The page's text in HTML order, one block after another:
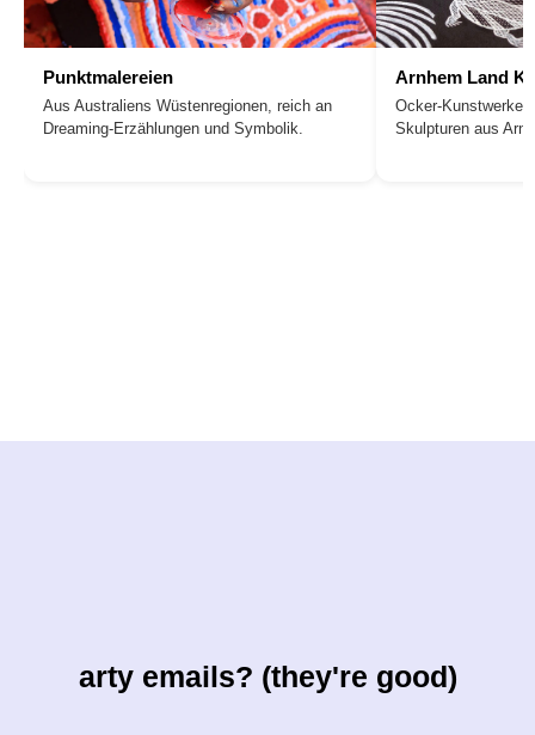
Punktmalereien
Aus Australiens Wüstenregionen, reich an
Dreaming-Erzählungen und Symbolik.
Arnhem Land
Ocker-Kunstwerke,
Skulpturen aus
arty emails? (they're good)